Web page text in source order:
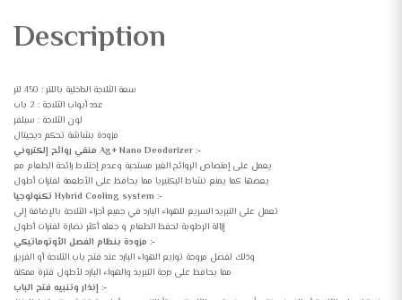
Description
سعة الثلاجة الداخلية باللتر : 450 لتر
عدد أبواب الثلاجة : 2 باب
لون الثلاجة : سيلفر
مزودة بشاشة تحكم ديجيتال
منقي روائح إلكتروني Ag+ Nano Deodorizer :-
يعمل على إمتصاص الروائح الغير مستحبة وعدم إختلاط رائحة الطعام مع
بعضها كما يمنع نشاط البكتيريا مما يحافظ على الأطعمة لفترات أطول
تكنولوجيا Hybrid Cooling system :-
تعمل على التبريد السريع للهواء البارد في جميع أجزاء الثلاجة بالإضافة إلى
إزالة الرطوبة لحفظ الطعام و جعله أكثر نضارة لفترات أطول
مزودة بنظام الفصل الأوتوماتيكي :-
وذلك لفصل مروحة توزيع الهواء البارد عند فتح باب الثلاجة أو الفريزر
مما يحافظ على درجة التبريد والهواء البارد لأطول فترة ممكنة
إنذار وتنبيه فتح الباب :-